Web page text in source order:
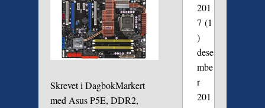
Skrevet iDagbokMarkert
medAsus P5E, DDR2,
201
7 (1
)
dese
mbe
r
201